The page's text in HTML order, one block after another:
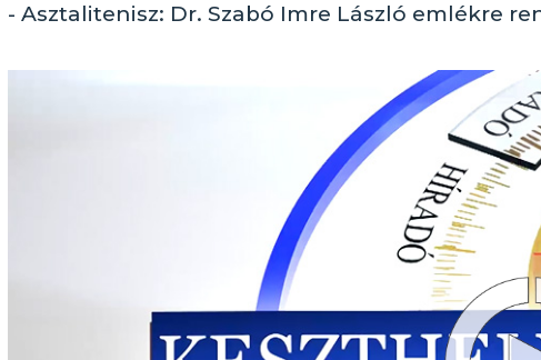
- Asztalitenisz: Dr. Szabó Imre László emlékre